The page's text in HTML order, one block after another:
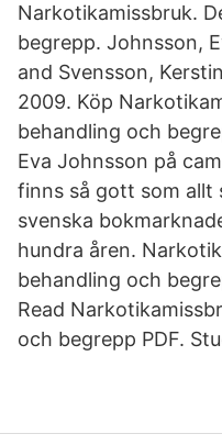
Narkotikamissbruk.
begrepp. Johnsson,
and Svensson,
2009. Köp
behandling och
Eva Johnsson på
finns så gott som allt
svenska
hundra åren.
behandling och
Read
och begrepp PDF.